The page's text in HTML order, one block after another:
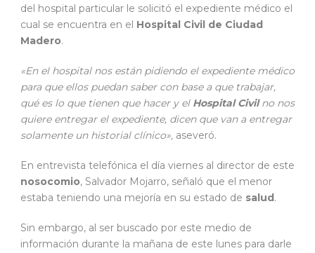
del hospital particular le solicitó el expediente médico el
cual se encuentra en el Hospital Civil de Ciudad
Madero.
«En el hospital nos están pidiendo el expediente médico
para que ellos puedan saber con base a que trabajar,
qué es lo que tienen que hacer y el Hospital Civilno nos
quiere entregar el expediente, dicen que van a entregar
solamente un historial clínico», aseveró.
En entrevista telefónica el día viernes al director de este
nosocomio, Salvador Mojarro, señaló que el menor
estaba teniendo una mejoría en su estado de salud .
Sin embargo, al ser buscado por este medio de
información durante la mañana de este lunes para darle